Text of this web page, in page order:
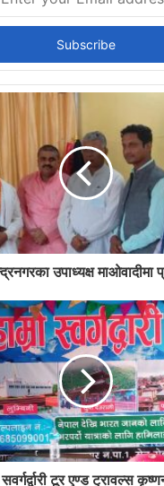
उपाध्यक्ष माओवादीमा
टूर एण्ड ट्रावल्स